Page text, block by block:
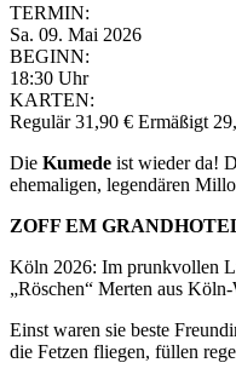
TERMIN:
Sa. 09. Mai 2026
BEGINN:
18:30 Uhr
KARTEN:
Regulär 31,90 € Ermäßigt
Die Kumede ist wieder da!
ehemaligen, legendären
ZOFF EM
Köln 2026: Im prunkvollen
„Röschen“ Merten aus
Einst waren sie beste
die Fetzen fliegen, füllen